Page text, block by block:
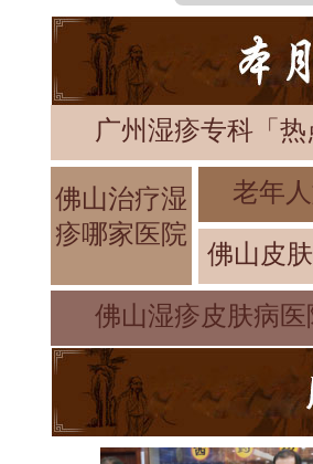
广州湿疹专科「热
佛山治疗湿
疹哪家医院
老年
佛山皮
佛山湿疹皮肤病医